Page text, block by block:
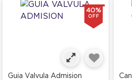
40%
OFF
Guia Valvula Admision